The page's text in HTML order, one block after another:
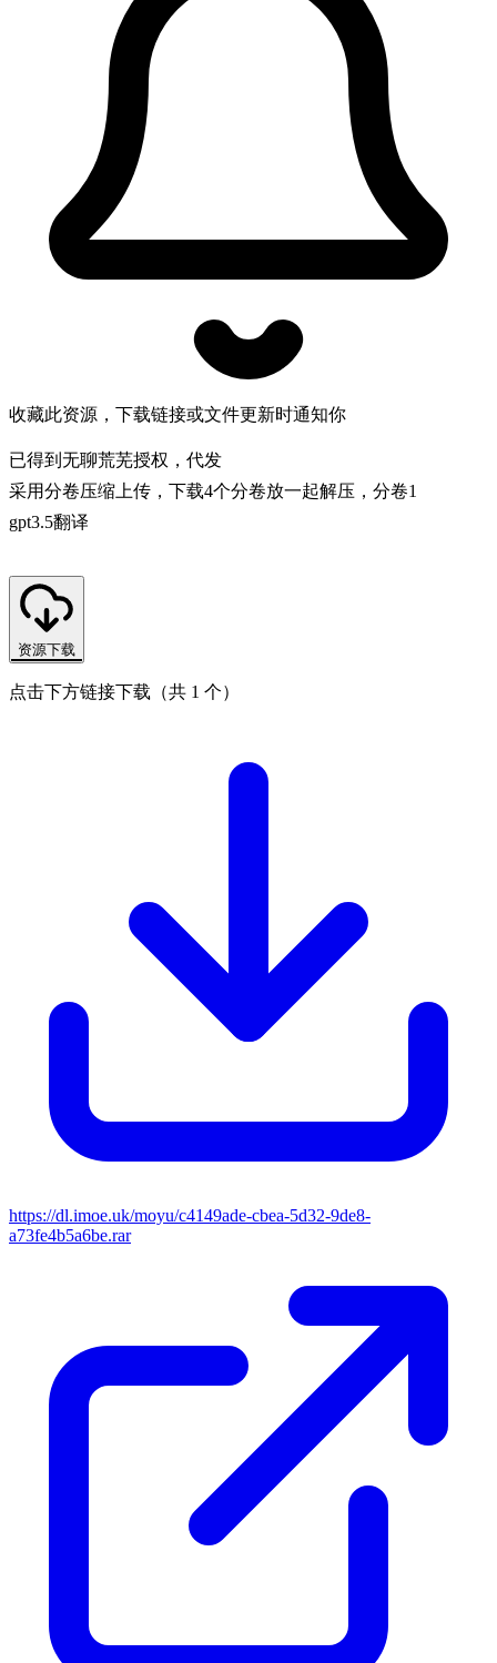
收藏此资源，下载链接或文件更新时通知你
已得到无聊荒芜授权，代发
采用分卷压缩上传，下载4个分卷放一起解压，分卷1
gpt3.5翻译
资源下载
点击下方链接下载（共 1 个）
https://dl.imoe.uk/moyu/c4149ade-cbea-5d32-9de8-
a73fe4b5a6be.rar